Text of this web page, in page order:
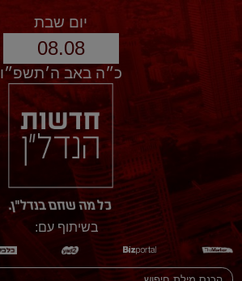
יום שבת
08.08
כ״ה באב ה׳תשפ״ו
בשיתוף עם: